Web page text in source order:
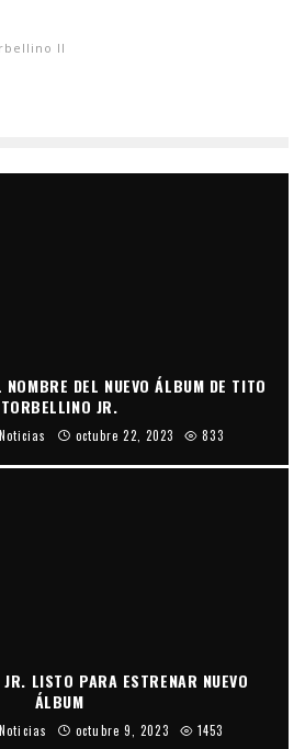
II
DEL NUEVO ÁLBUM DE TITO
TORBELLINO JR.
Noticias octubre 22, 2023 833
LISTO PARA ESTRENAR NUEVO
ÁLBUM
Noticias octubre 9, 2023 1453